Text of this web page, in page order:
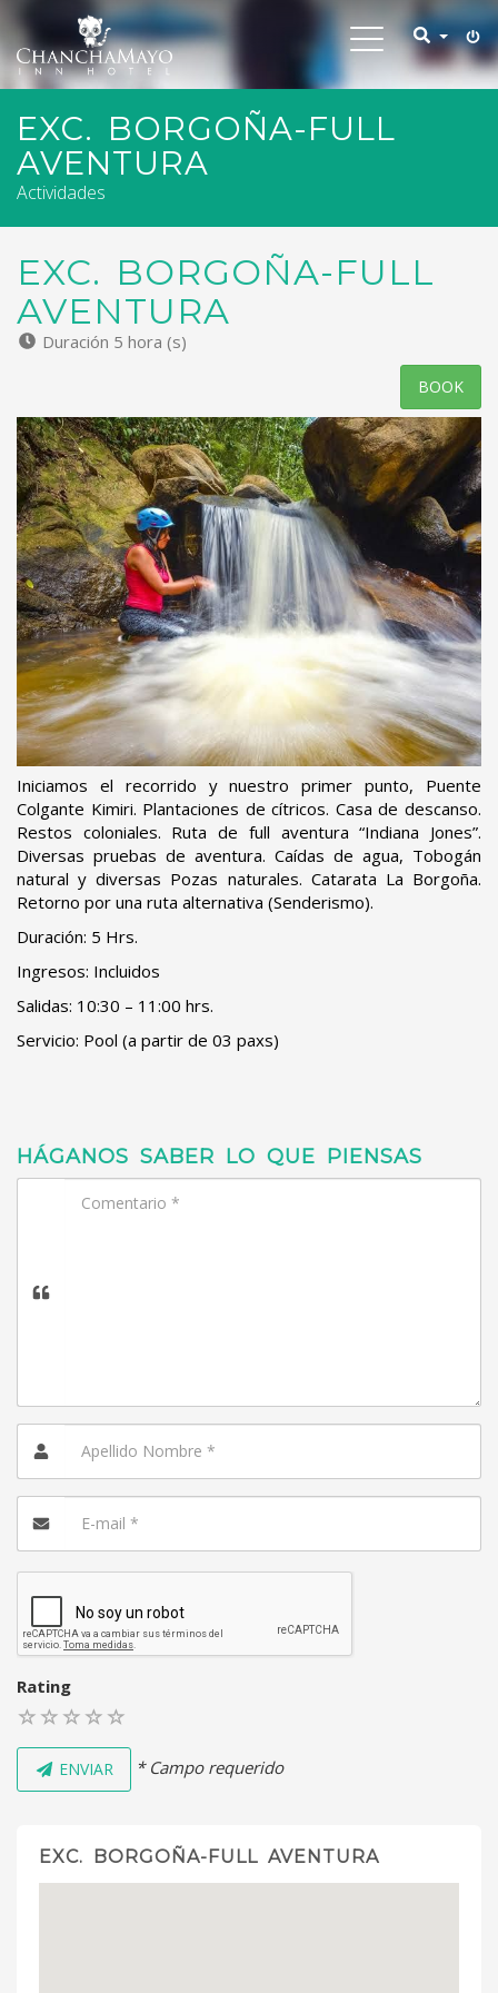
Toggle
navigation
EXC. BORGOÑA-FULL
AVENTURA
Actividades
EXC. BORGOÑA-FULL
AVENTURA
Duración 5 hora (s)
BOOK
Iniciamos el recorrido y nuestro primer punto, Puente
Colgante Kimiri. Plantaciones de cítricos. Casa de descanso.
Restos coloniales. Ruta de full aventura “Indiana Jones”.
Diversas pruebas de aventura. Caídas de agua, Tobogán
natural y diversas Pozas naturales. Catarata La Borgoña.
Retorno por una ruta alternativa (Senderismo).
Duración: 5 Hrs.
Ingresos: Incluidos
Salidas: 10:30 – 11:00 hrs.
Servicio: Pool (a partir de 03 paxs)
HÁGANOS SABER LO QUE PIENSAS
Rating
ENVIAR * Campo requerido
EXC. BORGOÑA-FULL AVENTURA